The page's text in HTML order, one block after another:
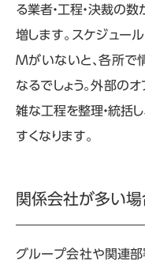
る業者・工程・決裁の
増します。スケジュー
Mがいないと、各所で
なるでしょう。外部の
雑な工程を整理・統括
すくなります。
関係会社が多い場
グループ会社や関連部